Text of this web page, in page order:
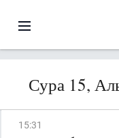
Сура 15,
15:31